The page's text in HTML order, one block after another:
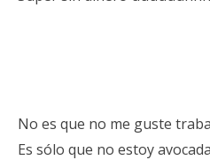
No es que no me guste
Es sólo que no estoy